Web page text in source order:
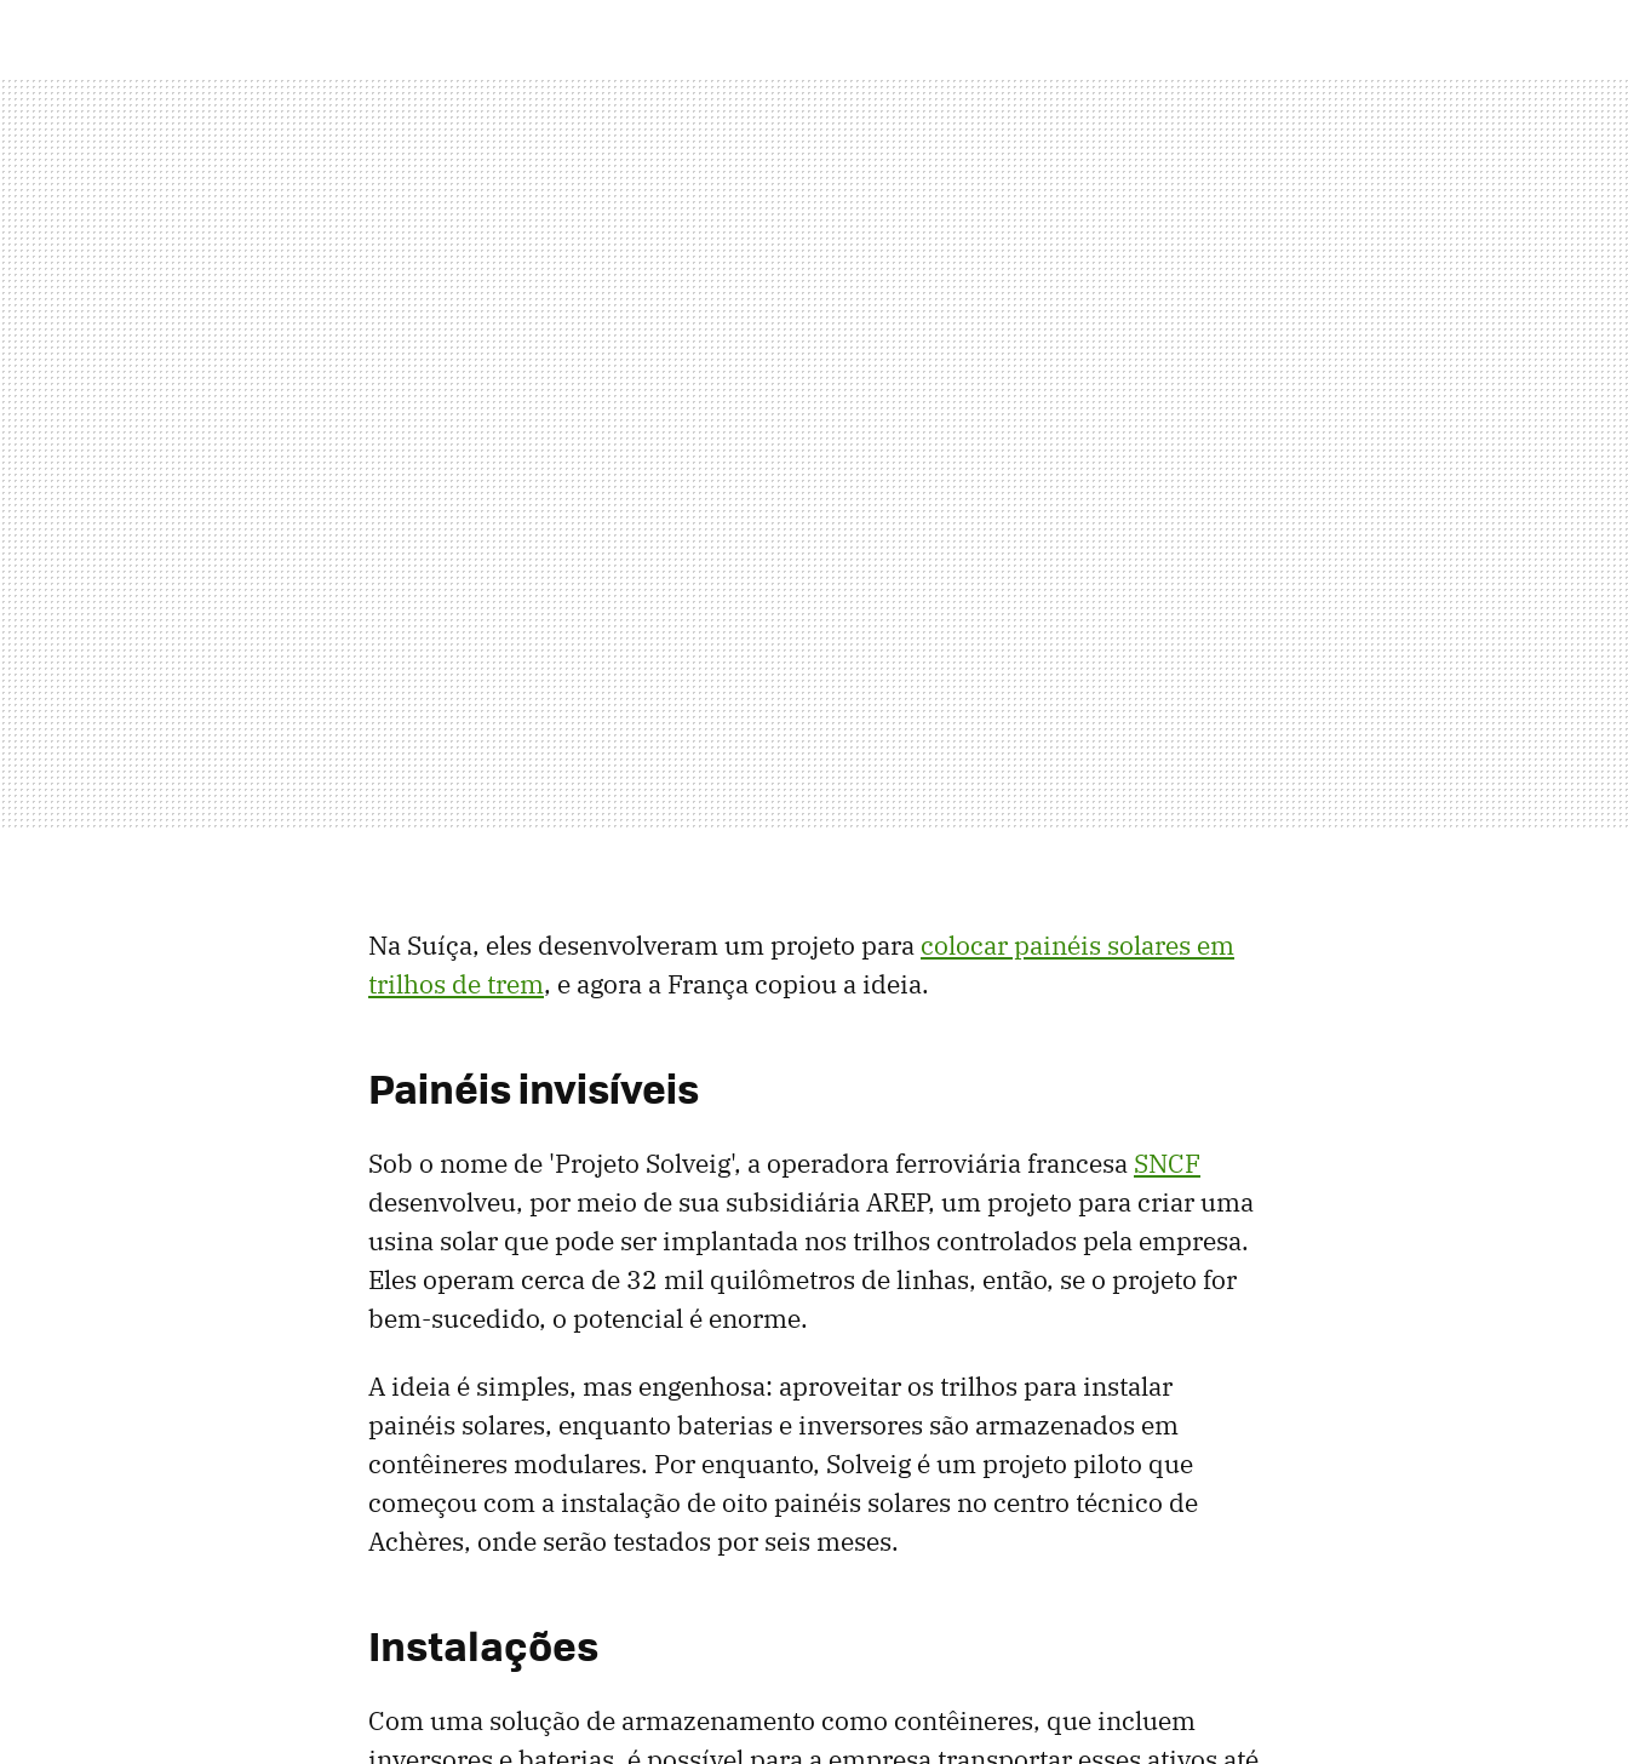
Na Suíça, eles desenvolveram um projeto para colocar painéis solares em
trilhos de trem, e agora a França copiou a ideia.
Painéis invisíveis
Sob o nome de 'Projeto Solveig', a operadora ferroviária francesa SNCF
desenvolveu, por meio de sua subsidiária AREP, um projeto para criar uma
usina solar que pode ser implantada nos trilhos controlados pela empresa.
Eles operam cerca de 32 mil quilômetros de linhas, então, se o projeto for
bem-sucedido, o potencial é enorme.
A ideia é simples, mas engenhosa: aproveitar os trilhos para instalar
painéis solares, enquanto baterias e inversores são armazenados em
contêineres modulares. Por enquanto, Solveig é um projeto piloto que
começou com a instalação de oito painéis solares no centro técnico de
Achères, onde serão testados por seis meses.
Instalações
Com uma solução de armazenamento como contêineres, que incluem